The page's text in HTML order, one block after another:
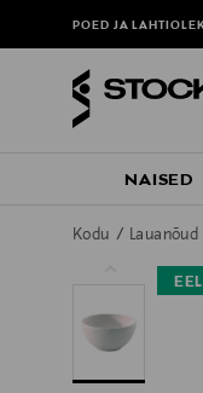
POED JA
NAISED
Kodu Lauanõud